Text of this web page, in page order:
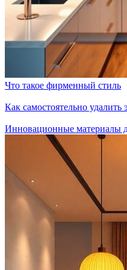
Что такое фирменный стиль
Как самостоятельно удалить
Инновационные материалы